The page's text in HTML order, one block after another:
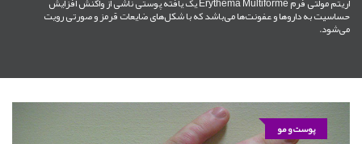
حساسیت به داروها و عفونت‌ها می‌باشد که با شکل‌های ضایعات قرمز و صورتی رویت
می‌شود.
پوست و مو